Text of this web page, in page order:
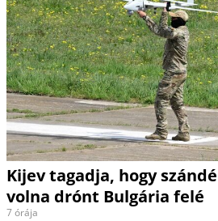
Kijev tagadja, hogy
volna drónt Bulgária felé
7 órája